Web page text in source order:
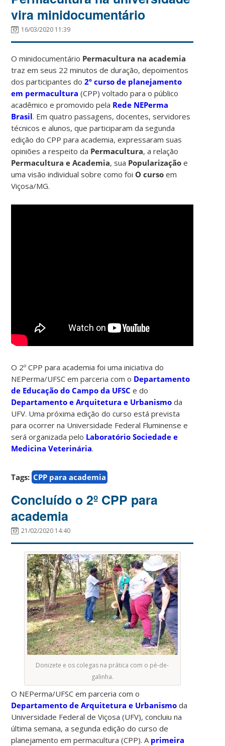
vira minidocumentário
16/03/2020 11:39
O minidocumentário Permacultura na academia
traz em seus 22 minutos de duração, depoimentos
dos participantes do2º curso de planejamento
em permacultura (CPP) voltado para o público
acadêmico e promovido pela Rede NEPerma
Brasil. Em quatro passagens, docentes, servidores
técnicos e alunos, que participaram da segunda
edição do CPP para academia, expressaram suas
opiniões a respeito da Permacultura, a relação
Permacultura e Academia, sua Popularização e
uma visão individual sobre como foi O curso em
Viçosa/MG.
O 2º CPP para academia foi uma iniciativa do
NEPerma/UFSC em parceria com o Departamento
de Educação do Campo da UFSC e do
Departamento e Arquitetura e Urbanismo da
UFV. Uma próxima edição do curso está prevista
para ocorrer na Universidade Federal Fluminense e
será organizada pelo Laboratório Sociedade e
Medicina Veterinária.
Tags: CPP para academia
Concluído o 2º CPP para
academia
21/02/2020 14:40
Donizete e os colegas na prática com o pé-de-
galinha.
O NEPerma/UFSC em parceria com o
Departamento de Arquitetura e Urbanismo da
Universidade Federal de Viçosa (UFV), concluiu na
última semana, a segunda edição do curso de
planejamento em permacultura (CPP). A primeira